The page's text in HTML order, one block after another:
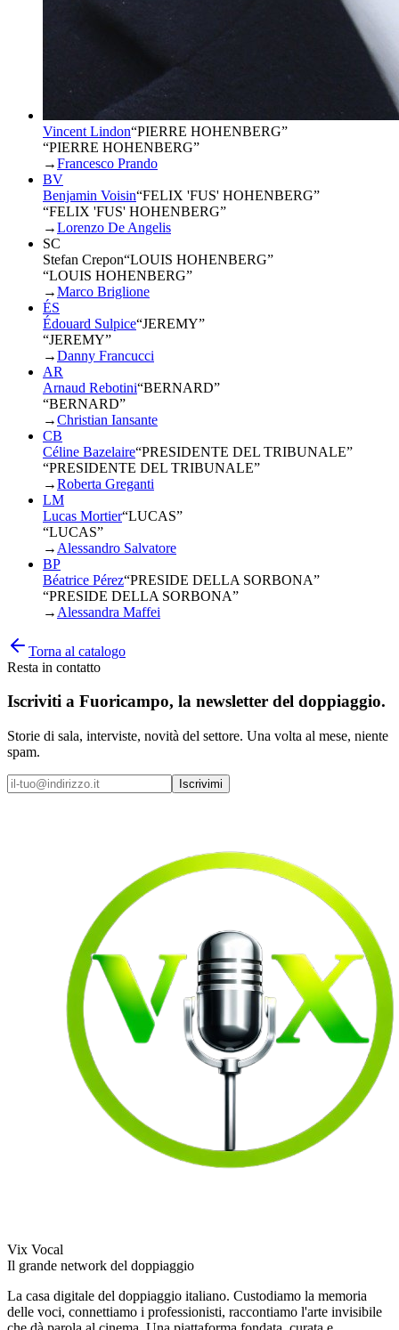
Vincent Lindon“PIERRE HOHENBERG”
“PIERRE HOHENBERG”
→Francesco Prando
BV
Benjamin Voisin“FELIX 'FUS' HOHENBERG”
“FELIX 'FUS' HOHENBERG”
→Lorenzo De Angelis
SC
Stefan Crepon“LOUIS HOHENBERG”
“LOUIS HOHENBERG”
→Marco Briglione
ÉS
Édouard Sulpice“JEREMY”
“JEREMY”
→Danny Francucci
AR
Arnaud Rebotini“BERNARD”
“BERNARD”
→Christian Iansante
CB
Céline Bazelaire“PRESIDENTE DEL TRIBUNALE”
“PRESIDENTE DEL TRIBUNALE”
→Roberta Greganti
LM
Lucas Mortier“LUCAS”
“LUCAS”
→ Alessandro Salvatore
BP
Béatrice Pérez“PRESIDE DELLA SORBONA”
“PRESIDE DELLA SORBONA”
→ Alessandra Maffei
Torna al catalogo
Resta in contatto
Iscriviti a Fuoricampo, la newsletter del doppiaggio.
Storie di sala, interviste, novità del settore. Una volta al mese, niente
spam.
Iscrivimi
Vix Vocal
Il grande network del doppiaggio
La casa digitale del doppiaggio italiano. Custodiamo la memoria
delle voci, connettiamo i professionisti, raccontiamo l'arte invisibile